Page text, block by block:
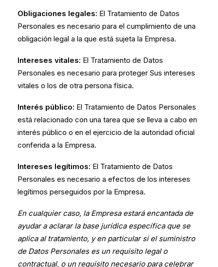
Obligaciones legales: El Tratamiento de Datos
Personales es necesario para el cumplimiento de una
obligación legal a la que está sujeta la Empresa.
Intereses vitales: El Tratamiento de Datos
Personales es necesario para proteger Sus intereses
vitales o los de otra persona física.
Interés público: El Tratamiento de Datos Personales
está relacionado con una tarea que se lleva a cabo en
interés público o en el ejercicio de la autoridad oficial
conferida a la Empresa.
Intereses legítimos: El Tratamiento de Datos
Personales es necesario a efectos de los intereses
legítimos perseguidos por la Empresa.
En cualquier caso, la Empresa estará encantada de
ayudar a aclarar la base jurídica específica que se
aplica al tratamiento, y en particular si el suministro
de Datos Personales es un requisito legal o
contractual, o un requisito necesario para celebrar